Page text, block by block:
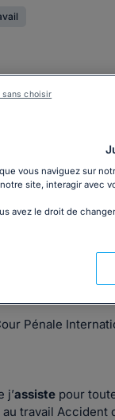
Pénale
j’assiste pour
travail Accident
vous naviguez sur
notre site, interagir avec
avez le droit de
sans choisir